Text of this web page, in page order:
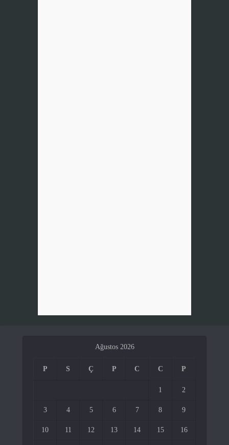
Ağustos 2026
P S Ç P C C P
1 2
3 4 5 6 7 8 9
10 11 12 13 14 15 16